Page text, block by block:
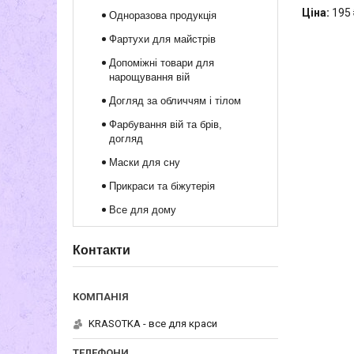
Ціна: 195
Одноразова продукція
Фартухи для майстрів
Допоміжні товари для
нарощування вій
Догляд за обличчям і тілом
Фарбування вій та брів,
догляд
Маски для сну
Прикраси та біжутерія
Все для дому
Контакти
KRASOTKA - все для краси